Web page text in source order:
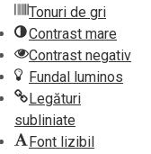
Tonuri de gri
Contrast mare
Contrast negativ
Fundal luminos
Legături
subliniate
Font lizibil